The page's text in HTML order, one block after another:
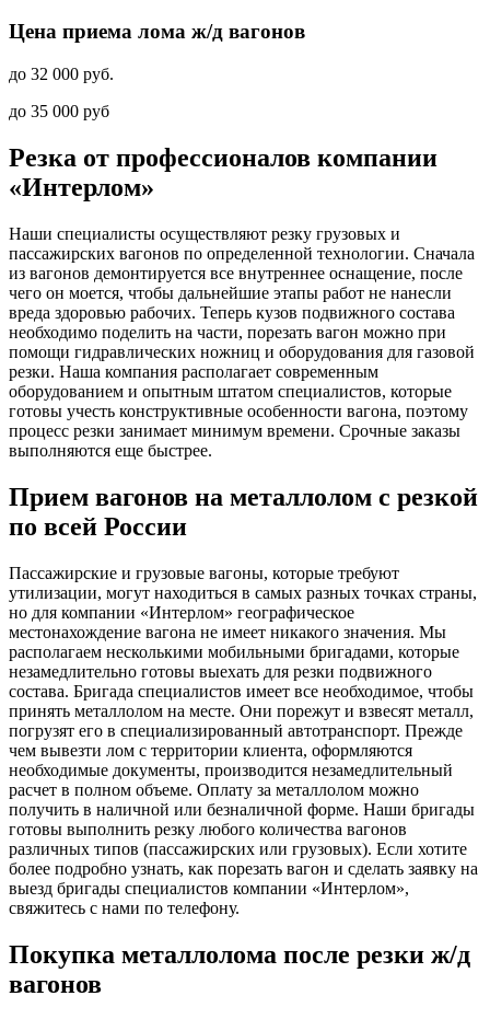
Цена приема лома ж/д вагонов
до 32 000 руб.
до 35 000 руб
Резка от профессионалов компании
«Интерлом»
Наши специалисты осуществляют резку грузовых и
пассажирских вагонов по определенной технологии. Сначала
из вагонов демонтируется все внутреннее оснащение, после
чего он моется, чтобы дальнейшие этапы работ не нанесли
вреда здоровью рабочих. Теперь кузов подвижного состава
необходимо поделить на части, порезать вагон можно при
помощи гидравлических ножниц и оборудования для газовой
резки. Наша компания располагает современным
оборудованием и опытным штатом специалистов, которые
готовы учесть конструктивные особенности вагона, поэтому
процесс резки занимает минимум времени. Срочные заказы
выполняются еще быстрее.
Прием вагонов на металлолом с резкой
по всей России
Пассажирские и грузовые вагоны, которые требуют
утилизации, могут находиться в самых разных точках страны,
но для компании «Интерлом» географическое
местонахождение вагона не имеет никакого значения. Мы
располагаем несколькими мобильными бригадами, которые
незамедлительно готовы выехать для резки подвижного
состава. Бригада специалистов имеет все необходимое, чтобы
принять металлолом на месте. Они порежут и взвесят металл,
погрузят его в специализированный автотранспорт. Прежде
чем вывезти лом с территории клиента, оформляются
необходимые документы, производится незамедлительный
расчет в полном объеме. Оплату за металлолом можно
получить в наличной или безналичной форме. Наши бригады
готовы выполнить резку любого количества вагонов
различных типов (пассажирских или грузовых). Если хотите
более подробно узнать, как порезать вагон и сделать заявку на
выезд бригады специалистов компании «Интерлом»,
свяжитесь с нами по телефону.
Покупка металлолома после резки ж/д
вагонов